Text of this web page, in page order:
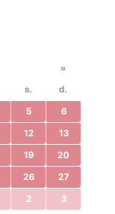
»
s. d.
5 6
12 13
19 20
26 27
2 3